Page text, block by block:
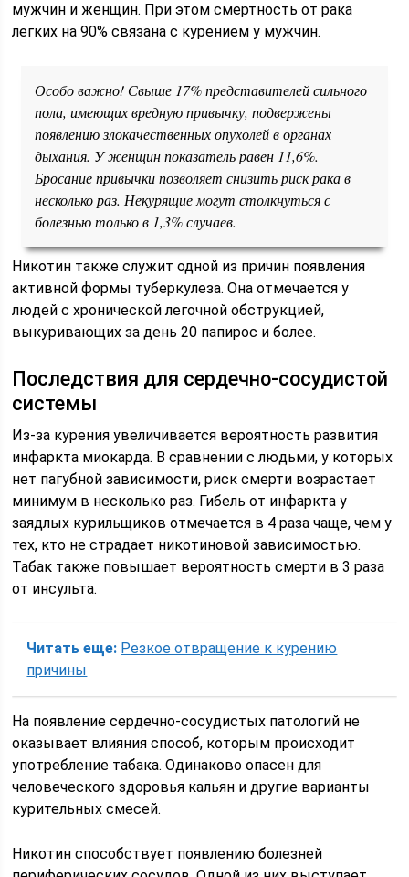
мужчин и женщин. При этом смертность от рака
легких на 90% связана с курением у мужчин.
Особо важно! Свыше 17% представителей сильного
пола, имеющих вредную привычку, подвержены
появлению злокачественных опухолей в органах
дыхания. У женщин показатель равен 11,6%.
Бросание привычки позволяет снизить риск рака в
несколько раз. Некурящие могут столкнуться с
болезнью только в 1,3% случаев.
Никотин также служит одной из причин появления
активной формы туберкулеза. Она отмечается у
людей с хронической легочной обструкцией,
выкуривающих за день 20 папирос и более.
Последствия для сердечно-сосудистой
системы
Из-за курения увеличивается вероятность развития
инфаркта миокарда. В сравнении с людьми, у которых
нет пагубной зависимости, риск смерти возрастает
минимум в несколько раз. Гибель от инфаркта у
заядлых курильщиков отмечается в 4 раза чаще, чем у
тех, кто не страдает никотиновой зависимостью.
Табак также повышает вероятность смерти в 3 раза
от инсульта.
Читать еще: Резкое отвращение к курению
причины
На появление сердечно-сосудистых патологий не
оказывает влияния способ, которым происходит
употребление табака. Одинаково опасен для
человеческого здоровья кальян и другие варианты
курительных смесей.
Никотин способствует появлению болезней